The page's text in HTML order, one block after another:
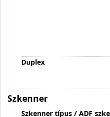
Duplex
Szkenner
Szkenner típus / ADF